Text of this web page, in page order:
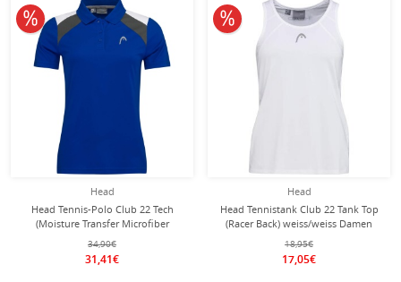
Head
Head Tennis-Polo Club 22 Tech
(Moisture Transfer Microfiber
Technologie) royalblau Damen
34,90€
31,41€
10% reduziert
Head
Head Tennistank Club 22 Tank Top
(Racer Back) weiss/weiss Damen
18,95€
17,05€
10% reduziert